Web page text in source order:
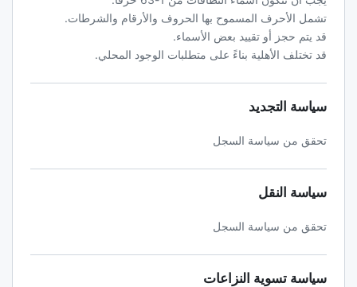
تشمل الأحرف المسموح بها الحروف والأرقام والشرطات.
قد يتم حجز أو تقييد بعض الأسماء.
قد تختلف الأهلية بناءً على متطلبات الوجود المحلي.
سياسة التجديد
تحقق من سياسة السجل
سياسة النقل
تحقق من سياسة السجل
سياسة تسوية النزاعات